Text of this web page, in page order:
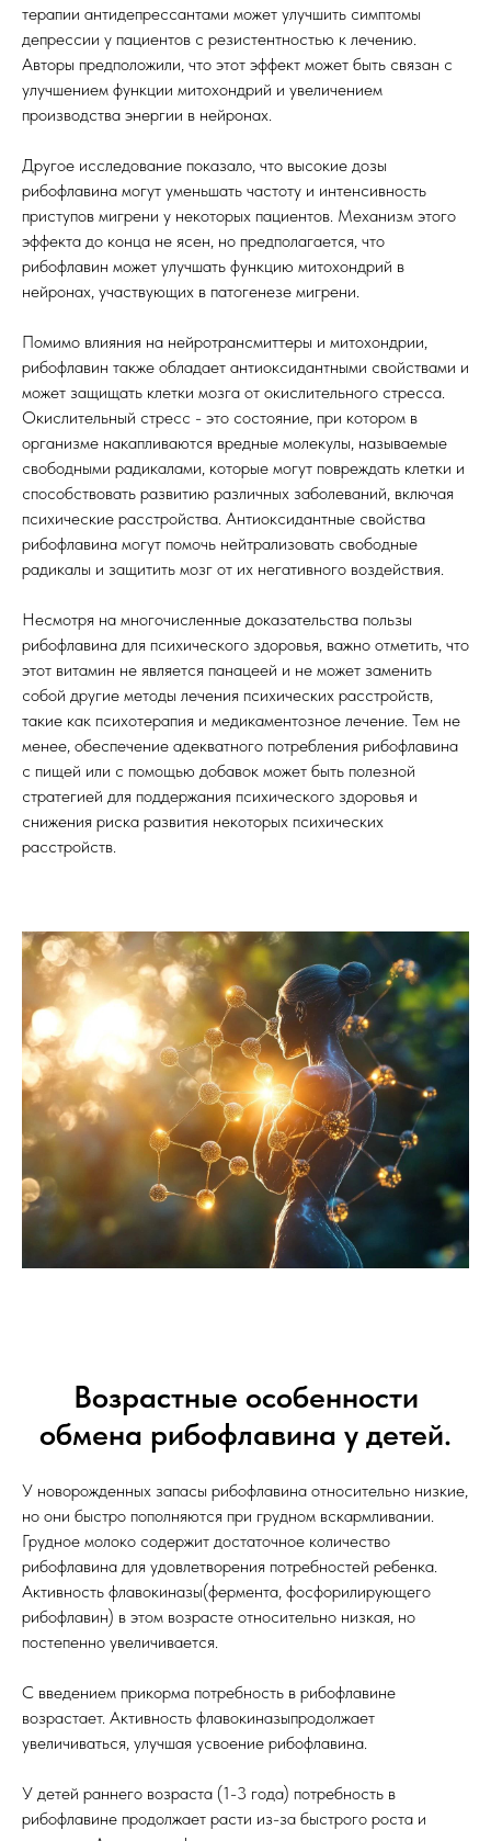
терапии антидепрессантами может улучшить симптомы
депрессии у пациентов с резистентностью к лечению.
Авторы предположили, что этот эффект может быть связан с
улучшением функции митохондрий и увеличением
производства энергии в нейронах.
Другое исследование показало, что высокие дозы
рибофлавина могут уменьшать частоту и интенсивность
приступов мигрени у некоторых пациентов. Механизм этого
эффекта до конца не ясен, но предполагается, что
рибофлавин может улучшать функцию митохондрий в
нейронах, участвующих в патогенезе мигрени.
Помимо влияния на нейротрансмиттеры и митохондрии,
рибофлавин также обладает антиоксидантными свойствами и
может защищать клетки мозга от окислительного стресса.
Окислительный стресс - это состояние, при котором в
организме накапливаются вредные молекулы, называемые
свободными радикалами, которые могут повреждать клетки и
способствовать развитию различных заболеваний, включая
психические расстройства. Антиоксидантные свойства
рибофлавина могут помочь нейтрализовать свободные
радикалы и защитить мозг от их негативного воздействия.
Несмотря на многочисленные доказательства пользы
рибофлавина для психического здоровья, важно отметить, что
этот витамин не является панацеей и не может заменить
собой другие методы лечения психических расстройств,
такие как психотерапия и медикаментозное лечение. Тем не
менее, обеспечение адекватного потребления рибофлавина
с пищей или с помощью добавок может быть полезной
стратегией для поддержания психического здоровья и
снижения риска развития некоторых психических
расстройств.
Возрастные особенности
обмена рибофлавина у детей.
У новорожденных запасы рибофлавина относительно низкие,
но они быстро пополняются при грудном вскармливании.
Грудное молоко содержит достаточное количество
рибофлавина для удовлетворения потребностей ребенка.
Активность флавокиназы(фермента, фосфорилирующего
рибофлавин) в этом возрасте относительно низкая, но
постепенно увеличивается.
С введением прикорма потребность в рибофлавине
возрастает. Активность флавокиназыпродолжает
увеличиваться, улучшая усвоение рибофлавина.
У детей раннего возраста (1-3 года) потребность в
рибофлавине продолжает расти из-за быстрого роста и